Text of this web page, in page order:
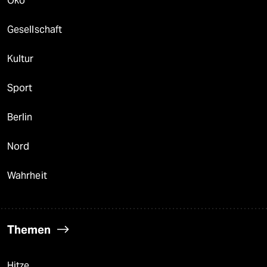
Gesellschaft
Kultur
Sport
Berlin
Nord
Wahrheit
Themen